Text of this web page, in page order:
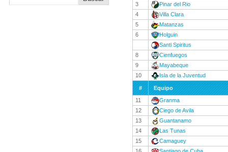
3
Pinar del Rio
4
Villa Clara
5
Matanzas
6
Holguin
Santi Spiritus
8
Cienfuegos
9
Mayabeque
10
Isla de la Juventud
#
Equipo
11
Granma
12
Ciego de Avila
13
Guantanamo
14
Las Tunas
15
Camaguey